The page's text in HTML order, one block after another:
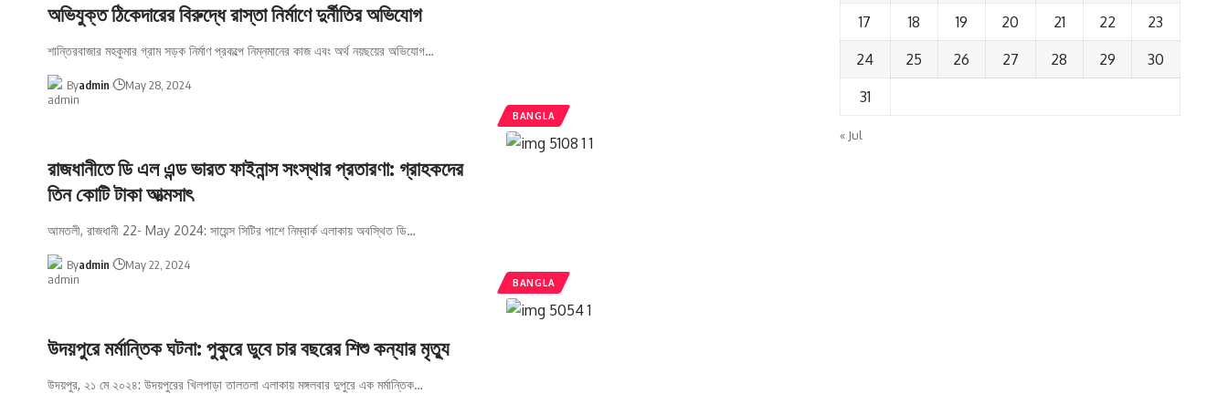
BANGLA
অভিযুক্ত ঠিকেদারের বিরুদ্ধে রাস্তা নির্মাণে দুর্নীতির অভিযোগ
শান্তিরবাজার মহকুমার গ্রাম সড়ক নির্মাণ প্রকল্পে নিম্নমানের কাজ এবং অর্থ নয়ছয়ের অভিযোগ…
Byadmin May 28, 2024
BANGLA
রাজধানীতে ডি এল এন্ড ভারত ফাইনান্স সংস্থার প্রতারণা: গ্রাহকদের
তিন কোটি টাকা আত্মসাৎ
আমতলী, রাজধানী 22- May 2024: সায়েন্স সিটির পাশে নিম্বার্ক এলাকায় অবস্থিত ডি…
Byadmin May 22, 2024
উদয়পুরে মর্মান্তিক ঘটনা: পুকুরে ডুবে চার বছরের শিশু কন্যার মৃত্যু
উদয়পুর, ২১ মে ২০২৪: উদয়পুরের খিলপাড়া তালতলা এলাকায় মঙ্গলবার দুপুরে এক মর্মান্তিক…
17 18 19 20 21 22 23
24 25 26 27 28 29 30
31
« Jul